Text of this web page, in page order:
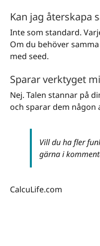
Kan jag återskapa
Inte som standard.
Om du behöver
med seed.
Sparar verktyget
Nej. Talen stannar på
och sparar dem någon
Vill du ha fler
gärna i
CalcuLife.com